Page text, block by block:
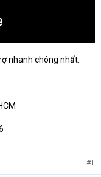
nhanh chóng nhất.
#1